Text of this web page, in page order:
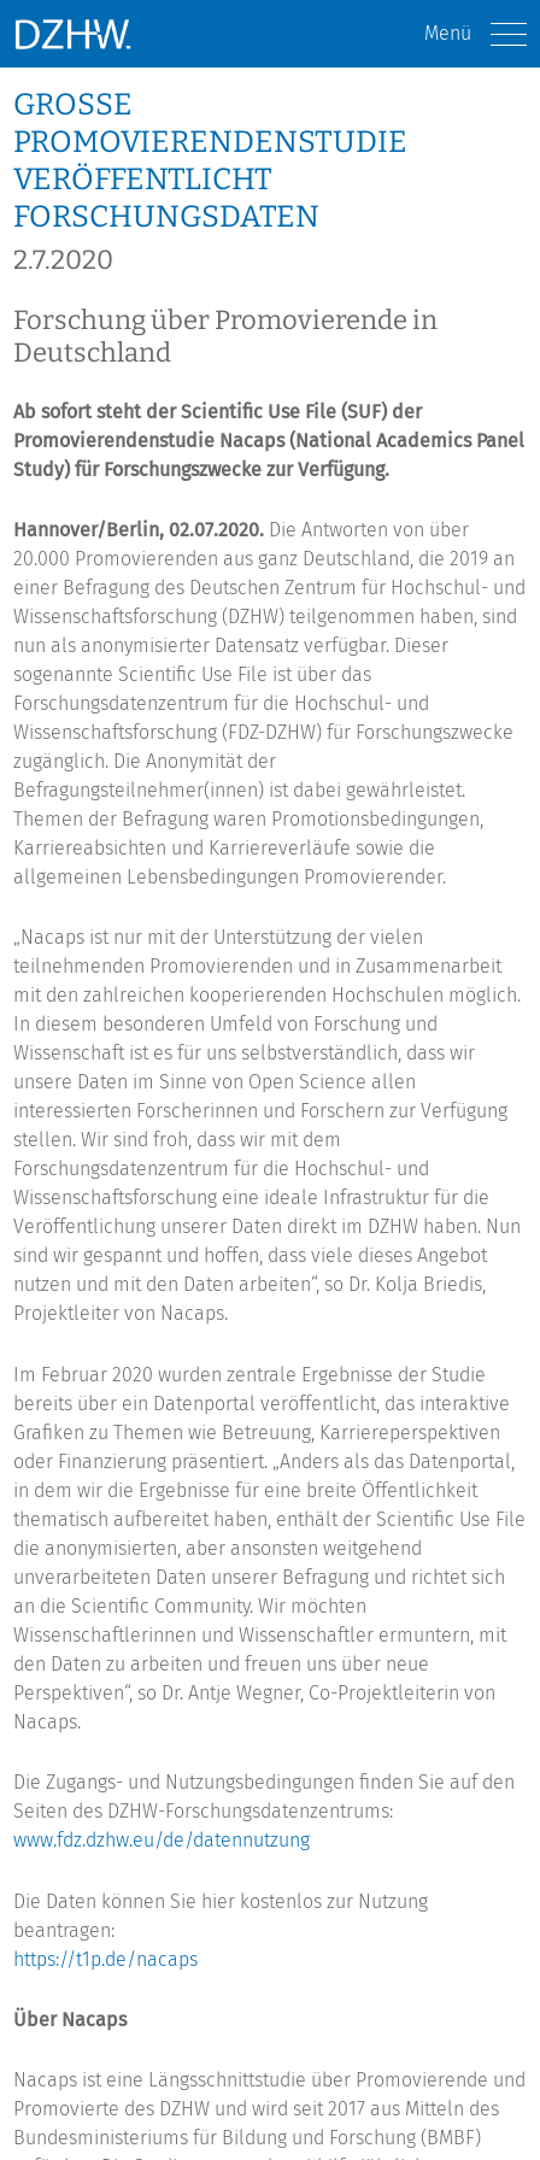
Menü
GROSSE P
ROMOVIERENDENSTUDIE V
ERÖFFENTLICHT
FORSCHUNGSDATEN
2.7.2020
Forschung über Promovierende in
Deutschland
Ab sofort steht der Scientific Use File (SUF) der
Promovierendenstudie Nacaps (National Academics Panel
Study) für Forschungszwecke zur Verfügung.
Hannover/Berlin, 02.07.2020. Die Antworten von über
20.000 Promovierenden aus ganz Deutschland, die 2019 an
einer Befragung des Deutschen Zentrum für Hochschul- und
Wissenschaftsforschung (DZHW) teilgenommen haben, sind
nun als anonymisierter Datensatz verfügbar. Dieser
sogenannte Scientific Use File ist über das
Forschungsdatenzentrum für die Hochschul- und
Wissenschaftsforschung (FDZ-DZHW) für Forschungszwecke
zugänglich. Die Anonymität der
Befragungsteilnehmer(innen) ist dabei gewährleistet.
Themen der Befragung waren Promotionsbedingungen,
Karriereabsichten und Karriereverläufe sowie die
allgemeinen Lebensbedingungen Promovierender.
„Nacaps ist nur mit der Unterstützung der vielen
teilnehmenden Promovierenden und in Zusammenarbeit
mit den zahlreichen kooperierenden Hochschulen möglich.
In diesem besonderen Umfeld von Forschung und
Wissenschaft ist es für uns selbstverständlich, dass wir
unsere Daten im Sinne von Open Science allen
interessierten Forscherinnen und Forschern zur Verfügung
stellen. Wir sind froh, dass wir mit dem
Forschungsdatenzentrum für die Hochschul- und
Wissenschaftsforschung eine ideale Infrastruktur für die
Veröffentlichung unserer Daten direkt im DZHW haben. Nun
sind wir gespannt und hoffen, dass viele dieses Angebot
nutzen und mit den Daten arbeiten“, so Dr. Kolja Briedis,
Projektleiter von Nacaps.
Im Februar 2020 wurden zentrale Ergebnisse der Studie
bereits über ein Datenportal veröffentlicht, das interaktive
Grafiken zu Themen wie Betreuung, Karriereperspektiven
oder Finanzierung präsentiert. „Anders als das Datenportal,
in dem wir die Ergebnisse für eine breite Öffentlichkeit
thematisch aufbereitet haben, enthält der Scientific Use File
die anonymisierten, aber ansonsten weitgehend
unverarbeiteten Daten unserer Befragung und richtet sich
an die Scientific Community. Wir möchten
Wissenschaftlerinnen und Wissenschaftler ermuntern, mit
den Daten zu arbeiten und freuen uns über neue
Perspektiven“, so Dr. Antje Wegner, Co-Projektleiterin von
Nacaps.
Die Zugangs- und Nutzungsbedingungen finden Sie auf den
Seiten des DZHW-Forschungsdatenzentrums:
www.fdz.dzhw.eu/de/datennutzung
Die Daten können Sie hier kostenlos zur Nutzung
beantragen:
https://t1p.de/nacaps
Über Nacaps
Nacaps ist eine Längsschnittstudie über Promovierende und
Promovierte des DZHW und wird seit 2017 aus Mitteln des
Bundesministeriums für Bildung und Forschung (BMBF)